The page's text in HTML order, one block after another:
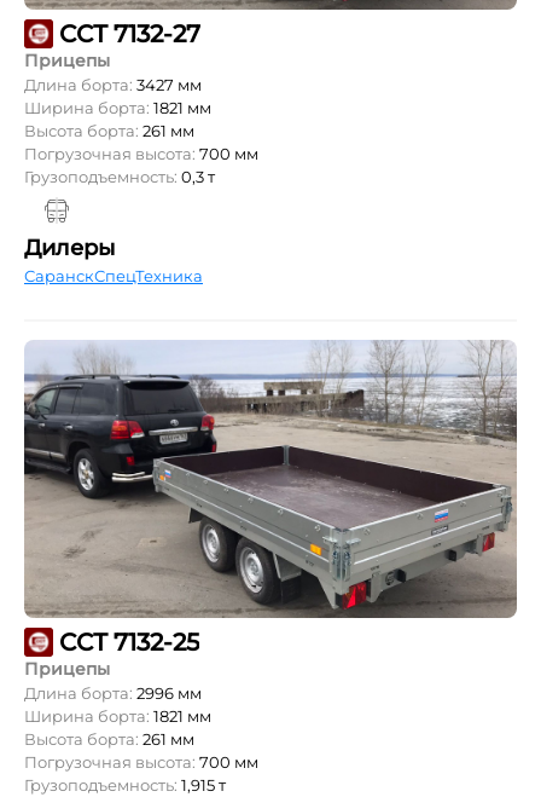
ССТ 7132-27
Прицепы
Длина борта: 3427 мм
Ширина борта: 1821 мм
Высота борта: 261 мм
Погрузочная высота: 700 мм
Грузоподъемность: 0,3 т
Дилеры
СаранскСпецТехника
ССТ 7132-25
Прицепы
Длина борта: 2996 мм
Ширина борта: 1821 мм
Высота борта: 261 мм
Погрузочная высота: 700 мм
Грузоподъемность: 1,915 т